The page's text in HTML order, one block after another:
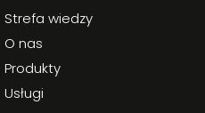
Strefa wiedzy
O nas
Produkty
Usługi